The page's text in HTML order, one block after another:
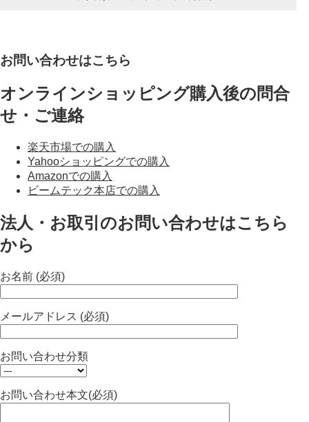
お問い合わせはこちら
オンラインショッピング購入後の問合
せ・ご連絡
楽天市場での購入
Yahooショッピングでの購入
Amazonでの購入
ビームテック本店での購入
法人・お取引のお問い合わせはこちら
から
お名前 (必須)
メールアドレス (必須)
お問い合わせ分類
お問い合わせ本文(必須)